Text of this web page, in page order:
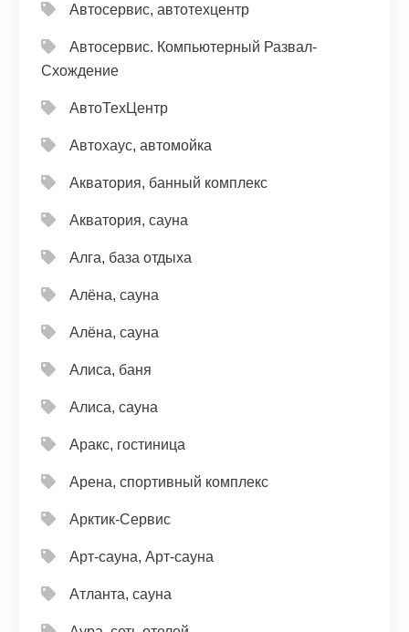
Автосервис, автотехцентр
Автосервис. Компьютерный Развал-
Схождение
АвтоТехЦентр
Автохаус, автомойка
Акватория, банный комплекс
Акватория, сауна
Алга, база отдыха
Алёна, сауна
Алёна, сауна
Алиса, баня
Алиса, сауна
Аракс, гостиница
Арена, спортивный комплекс
Арктик-Сервис
Арт-сауна, Арт-сауна
Атланта, сауна